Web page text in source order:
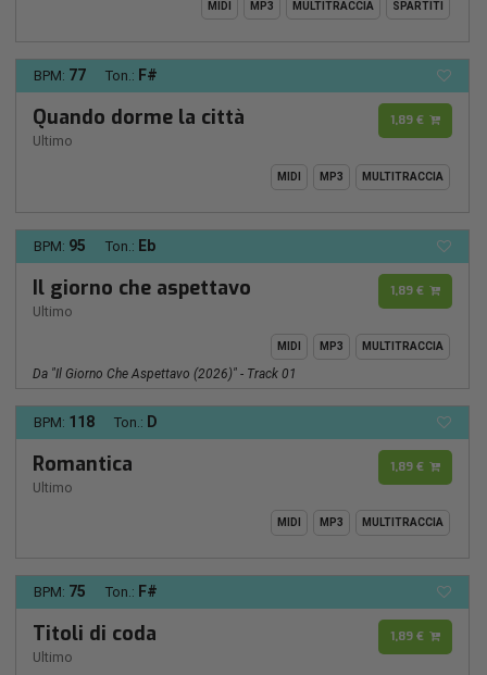
MIDI MP3 MULTITRACCIA SPARTITI
BPM: 77 Ton.: F#
Quando dorme la città
Ultimo
1,89 €
MIDI MP3 MULTITRACCIA
BPM: 95 Ton.: Eb
Il giorno che aspettavo
Ultimo
1,89 €
MIDI MP3 MULTITRACCIA
Da "Il Giorno Che Aspettavo (2026)" - Track 01
BPM: 118 Ton.: D
Romantica
Ultimo
1,89 €
MIDI MP3 MULTITRACCIA
BPM: 75 Ton.: F#
Titoli di coda
Ultimo
1,89 €